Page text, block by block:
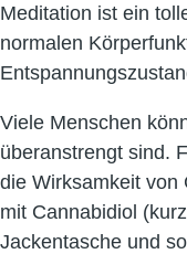
Meditation ist ein
normalen
Viele Menschen
überanstrengt sind.
die Wirksamkeit von
mit Cannabidiol
Jackentasche und